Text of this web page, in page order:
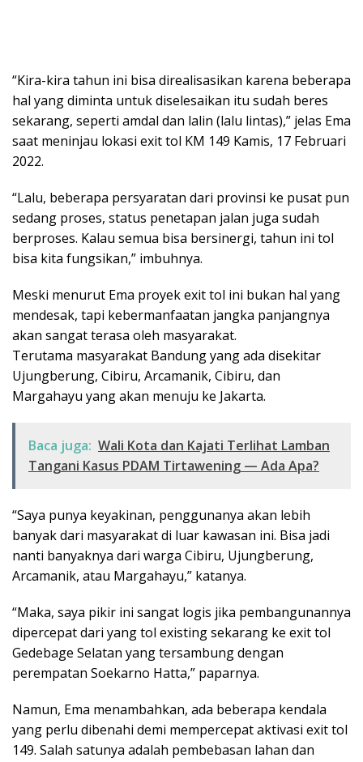
“Kira-kira tahun ini bisa direalisasikan karena beberapa
hal yang diminta untuk diselesaikan itu sudah beres
sekarang, seperti amdal dan lalin (lalu lintas),” jelas Ema
saat meninjau lokasi exit tol KM 149 Kamis, 17 Februari
2022.
“Lalu, beberapa persyaratan dari provinsi ke pusat pun
sedang proses, status penetapan jalan juga sudah
berproses. Kalau semua bisa bersinergi, tahun ini tol
bisa kita fungsikan,” imbuhnya.
Meski menurut Ema proyek exit tol ini bukan hal yang
mendesak, tapi kebermanfaatan jangka panjangnya
akan sangat terasa oleh masyarakat.
Terutama masyarakat Bandung yang ada disekitar
Ujungberung, Cibiru, Arcamanik, Cibiru, dan
Margahayu yang akan menuju ke Jakarta.
Baca juga: Wali Kota dan Kajati Terlihat Lamban
Tangani Kasus PDAM Tirtawening — Ada Apa?
“Saya punya keyakinan, penggunanya akan lebih
banyak dari masyarakat di luar kawasan ini. Bisa jadi
nanti banyaknya dari warga Cibiru, Ujungberung,
Arcamanik, atau Margahayu,” katanya.
“Maka, saya pikir ini sangat logis jika pembangunannya
dipercepat dari yang tol existing sekarang ke exit tol
Gedebage Selatan yang tersambung dengan
perempatan Soekarno Hatta,” paparnya.
Namun, Ema menambahkan, ada beberapa kendala
yang perlu dibenahi demi mempercepat aktivasi exit tol
149. Salah satunya adalah pembebasan lahan dan